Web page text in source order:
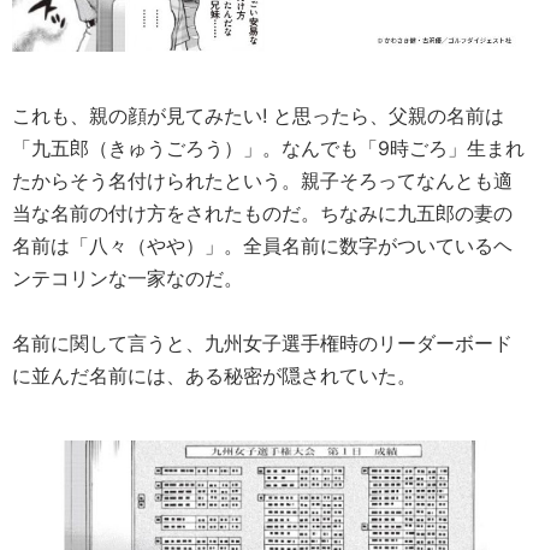
これも、親の顔が見てみたい! と思ったら、父親の名前は
「九五郎（きゅうごろう）」。なんでも「9時ごろ」生まれ
たからそう名付けられたという。親子そろってなんとも適
当な名前の付け方をされたものだ。ちなみに九五郎の妻の
名前は「八々（やや）」。全員名前に数字がついているヘ
ンテコリンな一家なのだ。
名前に関して言うと、九州女子選手権時のリーダーボード
に並んだ名前には、ある秘密が隠されていた。